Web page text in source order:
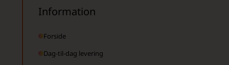
Information
Forside
Dag-til-dag levering